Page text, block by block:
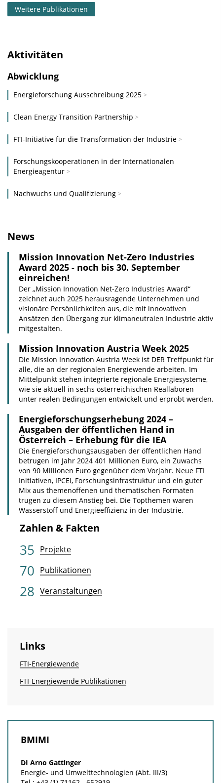
Weitere Publikationen
Aktivitäten
Abwicklung
Energieforschung Ausschreibung 2025
Clean Energy Transition Partnership
FTI-Initiative für die Transformation der Industrie
Forschungskooperationen in der Internationalen
Energieagentur
Nachwuchs und Qualifizierung
News
Mission Innovation Net-Zero Industries
Award 2025 - noch bis 30. September
einreichen!
Der „Mission Innovation Net-Zero Industries Award“
zeichnet auch 2025 herausragende Unternehmen und
visionäre Persönlichkeiten aus, die mit innovativen
Ansätzen den Übergang zur klimaneutralen Industrie aktiv
mitgestalten.
Mission Innovation Austria Week 2025
Die Mission Innovation Austria Week ist DER Treffpunkt für
alle, die an der regionalen Energiewende arbeiten. Im
Mittelpunkt stehen integrierte regionale Energiesysteme,
wie sie aktuell in sechs österreichischen Reallaboren
unter realen Bedingungen entwickelt und erprobt werden.
Energieforschungserhebung 2024 –
Ausgaben der öffentlichen Hand in
Österreich – Erhebung für die IEA
Die Energieforschungsausgaben der öffentlichen Hand
betrugen im Jahr 2024 401 Millionen Euro, ein Zuwachs
von 90 Millionen Euro gegenüber dem Vorjahr. Neue FTI
Initiativen, IPCEI, Forschungsinfrastruktur und ein guter
Mix aus themenoffenen und thematischen Formaten
trugen zu diesem Anstieg bei. Die Topthemen waren
Wasserstoff und Energieeffizienz in der Industrie.
Zahlen & Fakten
35 Projekte
70 Publikationen
28 Veranstaltungen
Links
FTI-Energiewende
FTI-Energiewende Publikationen
BMIMI
DI Arno Gattinger
Energie- und Umwelt­technologien (Abt. III/3)